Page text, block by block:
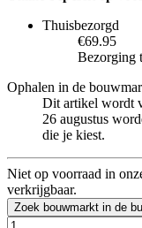
Thuisbezorgd
€69.95
Bezorging
Ophalen in de
Dit artikel wordt
26 augustus
die je kiest.
Niet op voorraad in
verkrijgbaar.
Zoek bouwmarkt in de